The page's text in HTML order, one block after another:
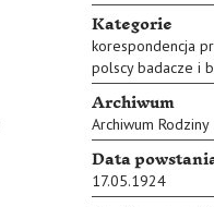
Kategorie
korespondencja
polscy badacze i
Archiwum
Archiwum
Data
17.05.1924